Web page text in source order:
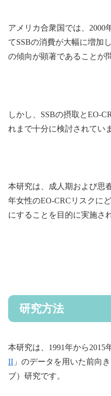
アメリカ合衆国では、2000
てSSBの消費が大幅に増加
の傾向が顕著であることが
しかし、SSBの摂取とEO-
れまで十分に検討されてい
本研究は、成人期および思
年女性のEO-CRCリスクに
にすることを目的に実施さ
研究方法
本研究は、1991年から2015
II 」のデータを用いた前向
ブ）研究です。